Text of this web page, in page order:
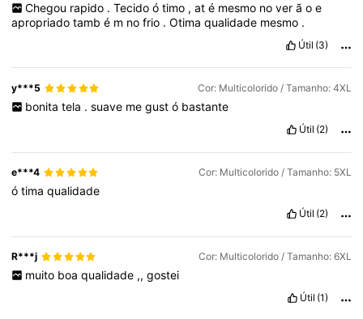
Chegou rapido . Tecido ó timo , at é mesmo no ver ã o e
apropriadotambé m nofrio .Otimaqualidade mesmo .
Útil (3)
y***5 Cor: Multicolorido / Tamanho: 4XL
bonita tela . suave me gust ó bastante
Útil (2)
e***4 Cor: Multicolorido / Tamanho: 5XL
ótimaqualidade
Útil (2)
R***j Cor: Multicolorido / Tamanho: 6XL
muito boa qualidade ,, gostei
Útil (1)